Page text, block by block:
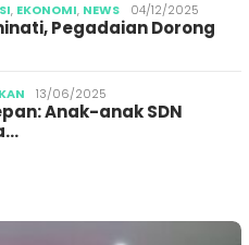
, EKONOMI, NEWS 04/12/2025
Pegadaian Dorong
13/06/2025
Anak-anak SDN